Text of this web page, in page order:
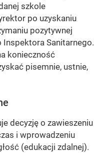
szkole
po uzyskaniu
pozytywnej
Sanitarnego.
konieczność
pisemnie, ustnie,
decyzję o zawieszeniu
i wprowadzeniu
(edukacji zdalnej).